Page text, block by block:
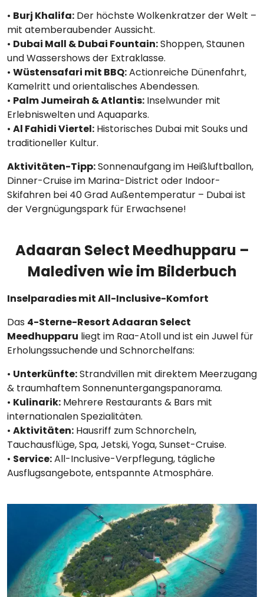
• Burj Khalifa: Der höchste Wolkenkratzer der Welt –
mit atemberaubender Aussicht.
• Dubai Mall & Dubai Fountain:Shoppen, Staunen
und Wassershows der Extraklasse.
• Wüstensafari mit BBQ:Actionreiche Dünenfahrt,
Kamelritt und orientalisches Abendessen.
• Palm Jumeirah & Atlantis: Inselwunder mit
Erlebniswelten und Aquaparks.
• Al Fahidi Viertel: Historisches Dubai mit Souks und
traditioneller Kultur.
Aktivitäten-Tipp:Sonnenaufgang im Heißluftballon,
Dinner-Cruise im Marina-District oder Indoor-
Skifahren bei 40 Grad Außentemperatur – Dubai ist
der Vergnügungspark für Erwachsene!
Adaaran Select Meedhupparu –
Malediven wie im Bilderbuch
Inselparadies mit All-Inclusive-Komfort
Das 4-Sterne-Resort Adaaran Select
Meedhupparu liegt im Raa-Atoll und ist ein Juwel für
Erholungssuchende und Schnorchelfans:
• Unterkünfte:Strandvillen mit direktem Meerzugang
& traumhaftem Sonnenuntergangspanorama.
• Kulinarik: Mehrere Restaurants & Bars mit
internationalen Spezialitäten.
• Aktivitäten: Hausriff zum Schnorcheln,
Tauchausflüge, Spa, Jetski, Yoga, Sunset-Cruise.
• Service:All-Inclusive-Verpflegung, tägliche
Ausflugsangebote, entspannte Atmosphäre.